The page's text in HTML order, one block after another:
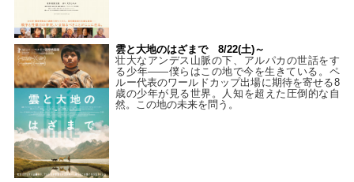
雲と大地のはざまで 8/22(土)～
壮大なアンデス山脈の下、アルパカの世話をす
る少年――僕らはこの地で今を生きている。ペ
ルー代表のワールドカップ出場に期待を寄せる8
歳の少年が見る世界。人知を超えた圧倒的な自
然。この地の未来を問う。